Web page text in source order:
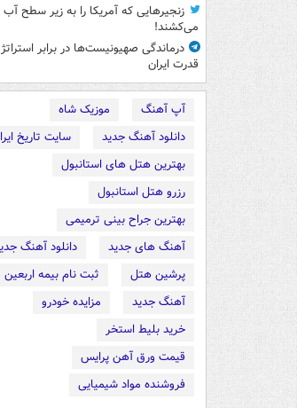
زنجیرهایی که آمریکا را به زیر سطح آب
می‌کشند!
درماندگی صهیونیست‌ها در برابر
قدرت ایران
آپ آهنگ
موزیک شاه
دانلود آهنگ جدید
سایت تاریخ
بهترین هتل های استانبول
رزرو هتل استانبول
بهترین جراح بینی ترمیمی
آهنگ های جدید
دانلود آهنگ
پرشین هتل
ثبت نام بیمه اربعین
آهنگ جدید
مزایده خودرو
خرید بلیط استخر
قیمت ورق آهن پرایس
فروشنده مواد شیمیایی